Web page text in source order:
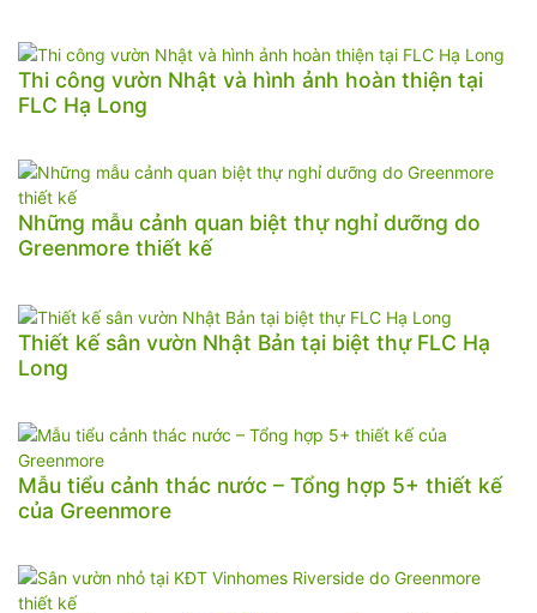
Thi công vườn Nhật và hình ảnh hoàn thiện tại
FLC Hạ Long
Những mẫu cảnh quan biệt thự nghỉ dưỡng do
Greenmore thiết kế
Thiết kế sân vườn Nhật Bản tại biệt thự FLC Hạ
Long
Mẫu tiểu cảnh thác nước – Tổng hợp 5+ thiết kế
của Greenmore